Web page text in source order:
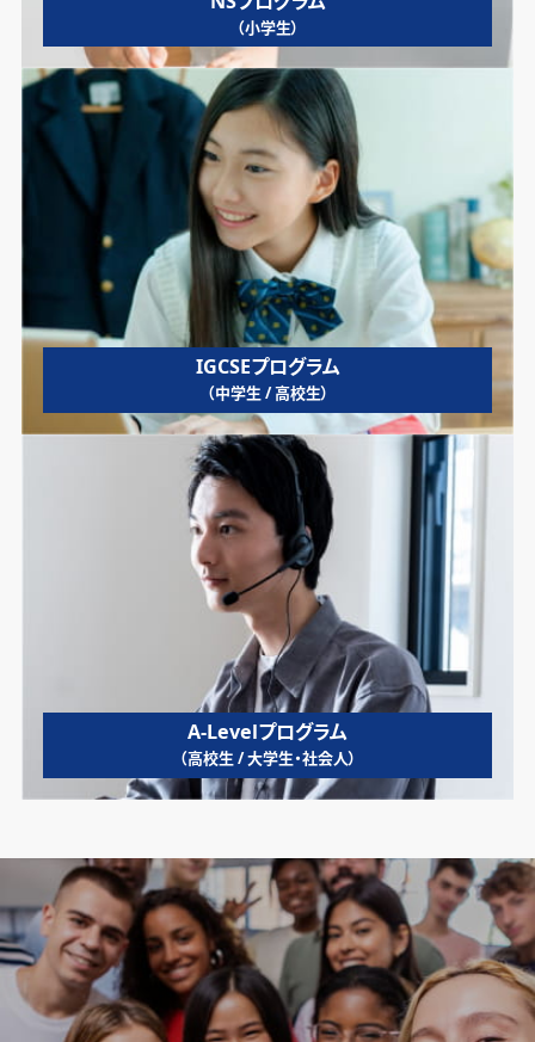
（小学生）
IGCSEプログラム
（中学生 / 高校生）
A-Levelプログラム
（高校生 / 大学生・社会人）